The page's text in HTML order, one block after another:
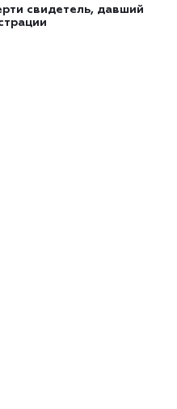
свидетель, давший